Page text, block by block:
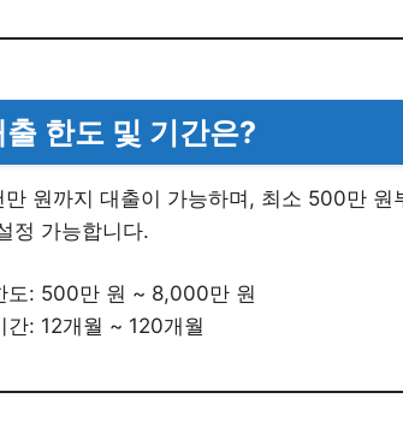
출 한도 및 기간은?
만 원까지 대출이 가능하며, 최소 500만
정 가능합니다.
도: 500만 원 ~ 8,000만 원
간: 12개월 ~ 120개월